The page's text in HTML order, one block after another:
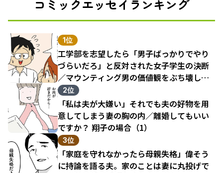
コミックエッセイランキング
1位
工学部を志望したら「男子ばっかりでやり
づらいだろ」と反対された女子学生の決断
／マウンティング男の価値観をぶち壊した
結果（1）
2位
「私は夫が大嫌い」それでも夫の好物を用
意してしまう妻の胸の内／離婚してもいい
ですか？ 翔子の場合（1）
3位
「家庭を守れなかったら母親失格」偉そう
に持論を語る夫。家のことは妻に丸投げで